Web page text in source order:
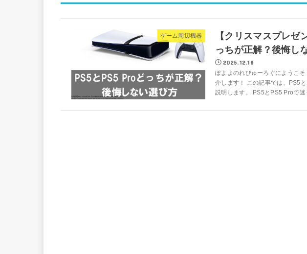
ゲーム周辺機器
【クリスマスプレ
っちが正解？後悔し
2025.12.18
ぽよよのれびゅーろぐにようこ
介します！ この記事では、PS5
説明します。 PS5とPS5 Proで迷